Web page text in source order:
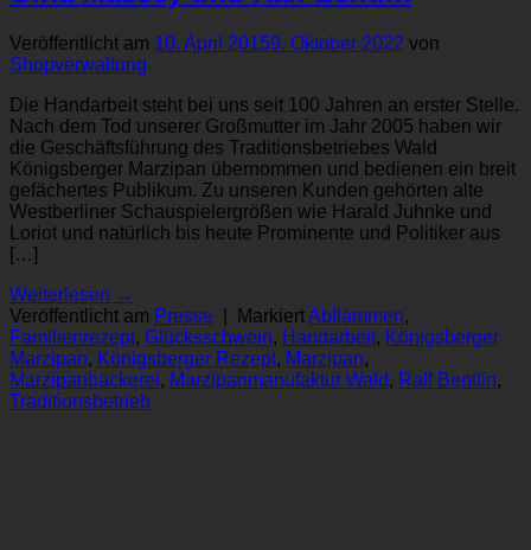
Veröffentlicht am 10. April 20159. Oktober 2022 von
Shopverwaltung
Die Handarbeit steht bei uns seit 100 Jahren an erster Stelle.
Nach dem Tod unserer Großmutter im Jahr 2005 haben wir
die Geschäftsführung des Traditionsbetriebes Wald
Königsberger Marzipan übernommen und bedienen ein breit
gefächertes Publikum. Zu unseren Kunden gehörten alte
Westberliner Schauspielergrößen wie Harald Juhnke und
Loriot und natürlich bis heute Prominente und Politiker aus
[…]
Weiterlesen →
Veröffentlicht am Presse MarkiertAbflämmen,
Familienrezept, Glücksschwein, Handarbeit, Königsberger
Marzipan, Königsberger Rezept, Marzipan,
Marzipanbäckerei, Marzipanmanufaktur Wald, Ralf Bentlin,
Traditionsbetrieb